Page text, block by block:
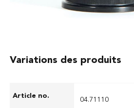
Variations des produits
04.71110